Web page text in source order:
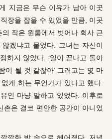
지금은 무슨 이유가 남아 이곳
장을 잡을 수 있었을 만큼, 이곳
작은 원룸에서 벗어나 회사 근
겠냐고 물었다. 그녀는 자신이
하지 않았다. ‘일이 끝나고 돌아
이 될 것 같잖아’ 그러고는 몇 마
게 하는 무언가가 있다고 했다.
인 마냥 말하고 있었다. 이후로
촌은 결코 편안한 공간이 아니었